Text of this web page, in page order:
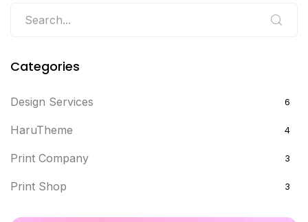
Categories
Design Services 6
HaruTheme 4
Print Company 3
Print Shop 3